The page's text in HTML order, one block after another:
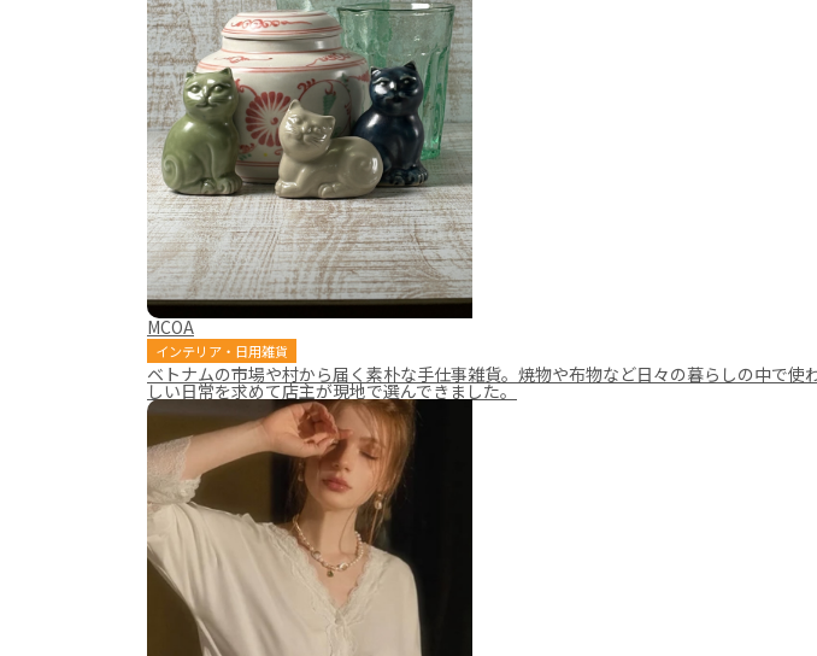
MCOA
インテリア・日用雑貨
ベトナムの市場や村から届く素朴な手仕事雑貨。焼物や布物など日々の暮らしの中で
しい日常を求めて店主が現地で選んできました。